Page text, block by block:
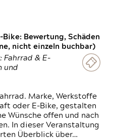
Bewertung, Schäden
nicht einzeln buchbar)
Fahrrad & E-
und
Marke, Werkstoffe
oder E-Bike, gestalten
Wünsche offen und nach
In dieser Veranstaltung
Überblick über…